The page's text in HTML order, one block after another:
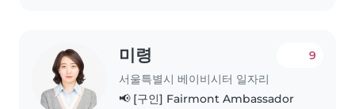
미령
서울특별시 베이비시터 일자리
9
📢 [구인] Fairmont Ambassador